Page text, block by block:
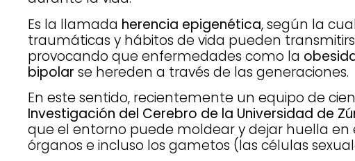
Es la llamada herencia epigenética, según la
traumáticas y hábitos de vida pueden
provocando que enfermedades como la
bipolar se hereden a través de las generaciones.
En este sentido, recientemente un equipo de
Investigación del Cerebro de la Universidad de
que el entorno puede moldear y dejar huella en
órganos e incluso los gametos (las células